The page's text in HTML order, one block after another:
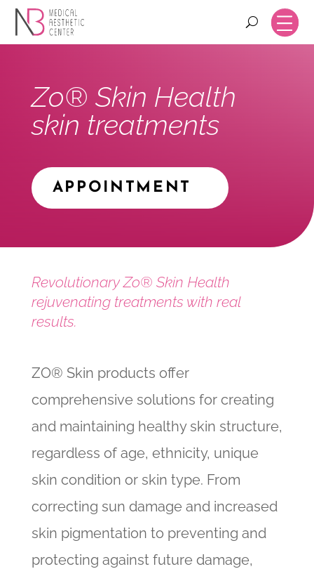
Zo® Skin Health
skin treatments
APPOINTMENT
Revolutionary Zo® Skin Health
rejuvenating treatments with real
results.
ZO® Skin products offer
comprehensive solutions for creating
and maintaining healthy skin structure,
regardless of age, ethnicity, unique
skin condition or skin type. From
correcting sun damage and increased
skin pigmentation to preventing and
protecting against future damage,